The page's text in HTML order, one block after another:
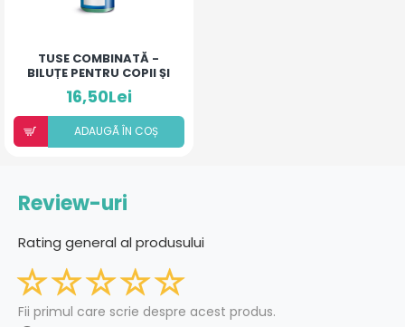
TUSE COMBINATĂ -
BILUȚE PENTRU COPII ȘI
ADULȚI
16,50Lei
ADAUGÃ ÎN COȘ
Review-uri
Rating general al produsului
Fii primul care scrie despre acest produs.